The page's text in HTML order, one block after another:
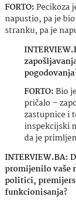
FORTO:Pecikoza
napustio, pa je
stranku, pa je
FORTO:Bio
pričalo –
zastupnice i
inspekcijski
da je
INTERVIEW.BA:
promijenilo vaše
politici,
funkcionisanja?